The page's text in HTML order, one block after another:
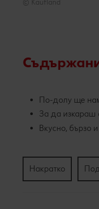
© Kaufland
По-долу ще
За да изкараш
Вкусно, бързо
Накратко